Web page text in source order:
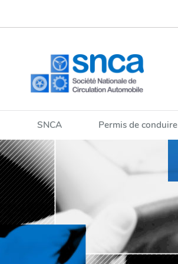
la
contenu
SNCA Permis de conduire